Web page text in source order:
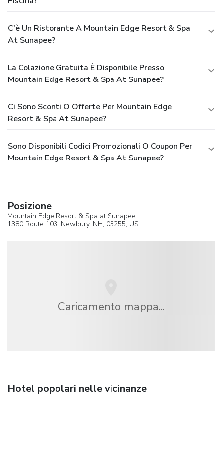
C'è Un Ristorante A Mountain Edge Resort & Spa
At Sunapee?
La Colazione Gratuita È Disponibile Presso
Mountain Edge Resort & Spa At Sunapee?
Ci Sono Sconti O Offerte Per Mountain Edge
Resort & Spa At Sunapee?
Sono Disponibili Codici Promozionali O Coupon Per
Mountain Edge Resort & Spa At Sunapee?
Posizione
Mountain Edge Resort & Spa at Sunapee
1380 Route 103, Newbury, NH, 03255, US
Caricamento mappa...
Hotel popolari nelle vicinanze